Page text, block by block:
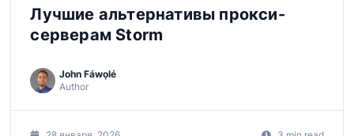
Лучшие альтернативы прокси-
серверам Storm
Author
John Fáwọlé